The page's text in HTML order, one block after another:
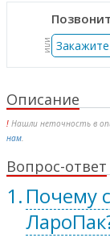
или
Описание
! Нашли неточность в
нам.
Вопрос-ответ
Почему